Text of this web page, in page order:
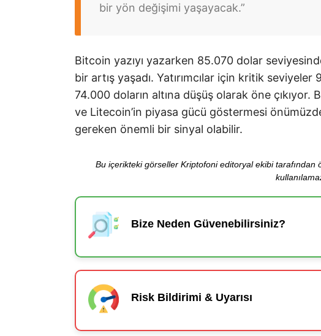
bir yön değişimi yaşayacak.”
Bitcoin yazıyı yazarken 85.070 dolar
bir artış yaşadı. Yatırımcılar için kritik
74.000 doların altına düşüş olarak öne
ve Litecoin’in piyasa gücü göstermesi
gereken önemli bir sinyal olabilir.
Bu içerikteki görseller Kriptofoni editoryal ekibi tarafından
Bize Neden Güvenebilirsiniz?
Risk Bildirimi & Uyarısı